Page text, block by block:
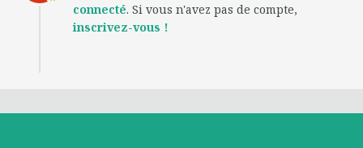
connecté. Si vous n'avez pas de compte,
inscrivez-vous !